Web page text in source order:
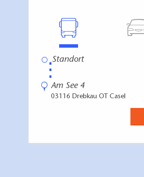
⋮
Am See 4
03116 Drebkau OT Casel